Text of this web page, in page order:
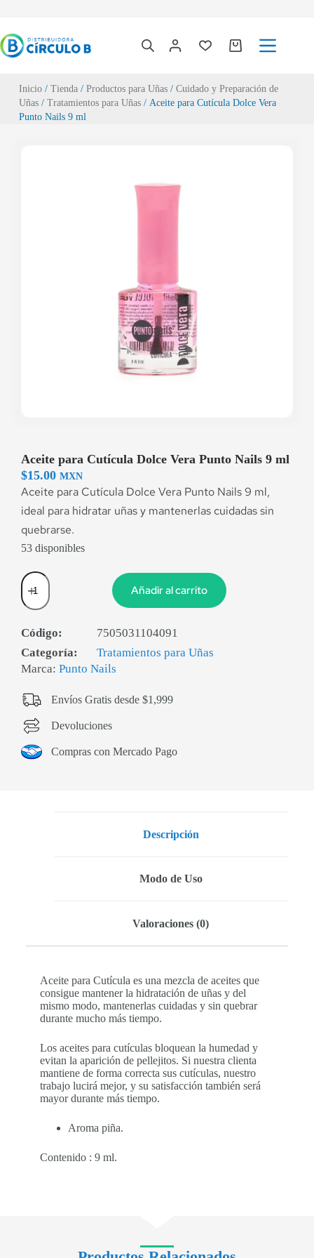
Inicio/ Tienda/ Productos para Uñas/ Cuidado y Preparación de
Uñas/ Tratamientos para Uñas/ Aceite para Cutícula Dolce Vera
Punto Nails 9 ml
Aceite para Cutícula Dolce Vera Punto Nails 9 ml
$15.00 MXN
Aceite para Cutícula Dolce Vera Punto Nails 9 ml,
ideal para hidratar uñas y mantenerlas cuidadas sin
quebrarse.
53 disponibles
Añadir al carrito
Código:
7505031104091
Categoría:
Tratamientos para Uñas
Marca: Punto Nails
Envíos Gratis desde $1,999
Devoluciones
Compras con Mercado Pago
Descripción
Modo de Uso
Valoraciones (0)
Aceite para Cutícula es una mezcla de aceites que
consigue mantener la hidratación de uñas y del
mismo modo, mantenerlas cuidadas y sin quebrar
durante mucho más tiempo.
Los aceites para cutículas bloquean la humedad y
evitan la aparición de pellejitos. Si nuestra clienta
mantiene de forma correcta sus cutículas, nuestro
trabajo lucirá mejor, y su satisfacción también será
mayor durante más tiempo.
Aroma piña.
Contenido : 9 ml.